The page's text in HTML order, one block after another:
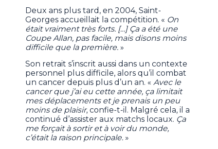
Deux ans plus tard, en 2004, Saint-
Georges accueillait la compétition. « On
était vraiment très forts. […] Ça a été une
Coupe Allan, pas facile, mais disons moins
difficile que la première. »
Son retrait s’inscrit aussi dans un contexte
personnel plus difficile, alors qu’il combat
un cancer depuis plus d’un an. «Avec le
cancer que j’ai eu cette année, ça limitait
mes déplacements et je prenais un peu
moins de plaisir, confie-t-il. Malgré cela, il a
continué d’assister aux matchs locaux. Ça
me forçait à sortir et à voir du monde,
c’était la raison principale. »